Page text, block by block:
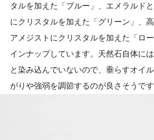
タルを加えた「ブルー」、エメラルド
にクリスタルを加えた「グリーン」、
アメジストにクリスタルを加えた「ロ
インナップしています。天然石自体に
と染み込んでいないので、垂らすオイ
がりや強弱を調節するのが良さそうです